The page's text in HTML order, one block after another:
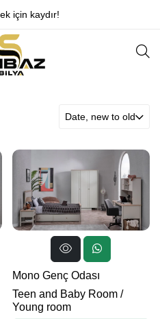
için kaydır!
Date, new to old
Mono Genç Odası
Teen and Baby Room/
Young room